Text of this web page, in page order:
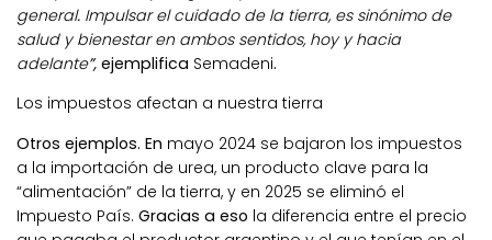
general. Impulsar el cuidado de la tierra, es sinónimo de
salud y bienestar en ambos sentidos, hoy y hacia
adelante”, ejemplifica Semadeni.
Los impuestos afectan a nuestra tierra
Otros ejemplos. En mayo 2024 se bajaron los impuestos
a la importación de urea, un producto clave para la
“alimentación” de la tierra, y en 2025 se eliminó el
Impuesto País. Gracias a eso la diferencia entre el precio